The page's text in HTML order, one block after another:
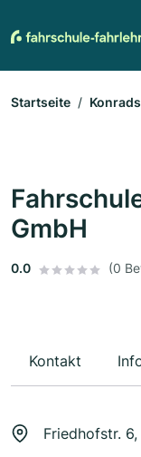
Startseite
GmbH
0.0 (0
Kontakt
Friedhofstr.